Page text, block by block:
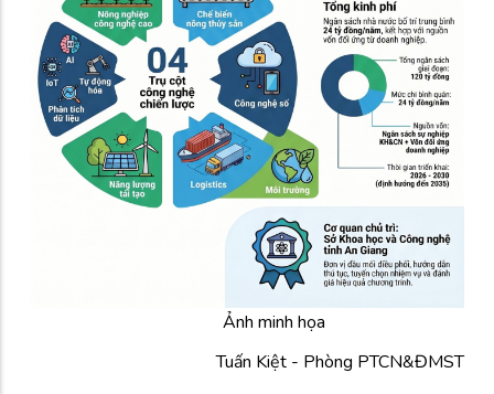
Ảnh minh họa
Tuấn Kiệt - Phòng PTCN&ĐMST